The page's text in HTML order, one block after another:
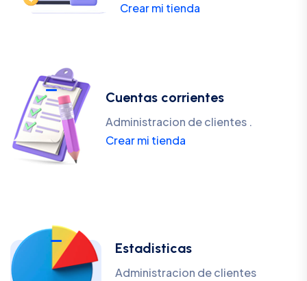
Crear mi tienda
Cuentas corrientes
Administracion de clientes .
Crear mi tienda
Estadisticas
Administracion de clientes